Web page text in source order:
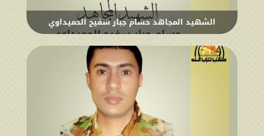
الشهيد المجاهد حسام جبار سفيح الحميداوي